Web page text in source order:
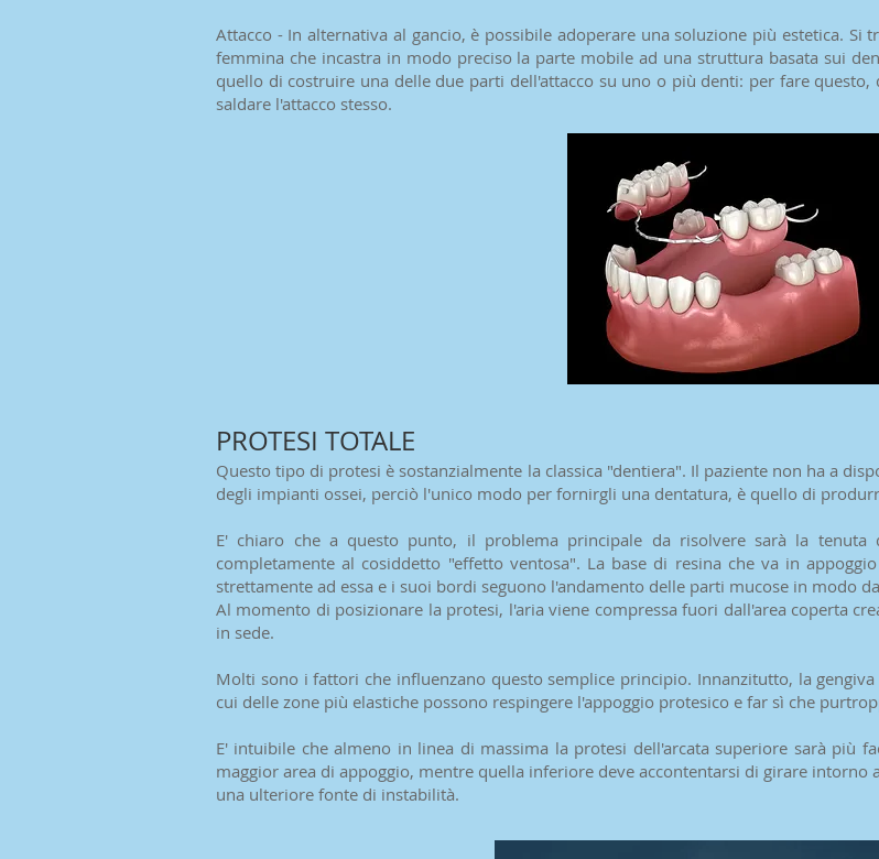
Attacco - In alternativa al gancio, è possibile adoperare una soluzione più estetica.
femmina che incastra in modo preciso la parte mobile ad una struttura basata sui
quello di costruire una delle due parti dell'attacco su uno o più denti: per fare
saldare l'attacco stesso.
PROTESI TOTALE
Questo tipo di protesi è sostanzialmente la classica "dentiera". Il paziente non ha a
degli impianti ossei, perciò l'unico modo per fornirgli una dentatura, è quello di
E' chiaro che a questo punto, il problema principale da risolvere sarà la
completamente al cosiddetto "effetto ventosa". La base di resina che va in
strettamente ad essa e i suoi bordi seguono l'andamento delle parti mucose in modo
Al momento di posizionare la protesi, l'aria viene compressa fuori dall'area coperta
in sede.
Molti sono i fattori che influenzano questo semplice principio. Innanzitutto, la
cui delle zone più elastiche possono respingere l'appoggio protesico e far sì che
E' intuibile che almeno in linea di massima la protesi dell'arcata superiore sarà più
maggior area di appoggio, mentre quella inferiore deve accontentarsi di girare
una ulteriore fonte di instabilità.